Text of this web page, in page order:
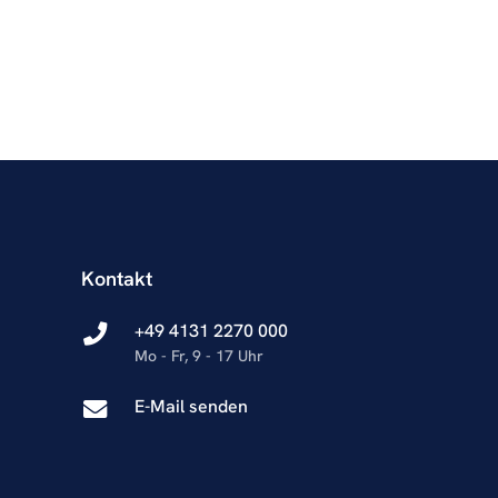
Kontakt
+49 4131 2270 000
Mo - Fr, 9 - 17 Uhr
E-Mail senden